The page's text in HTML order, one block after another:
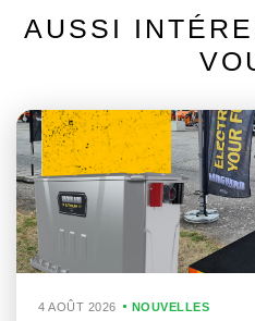
AUSSI
4 AOÛT 2026 NOUVELLES